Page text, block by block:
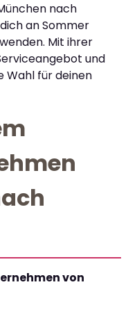
nach
an Sommer
Mit ihrer
und
Wahl für deinen
von